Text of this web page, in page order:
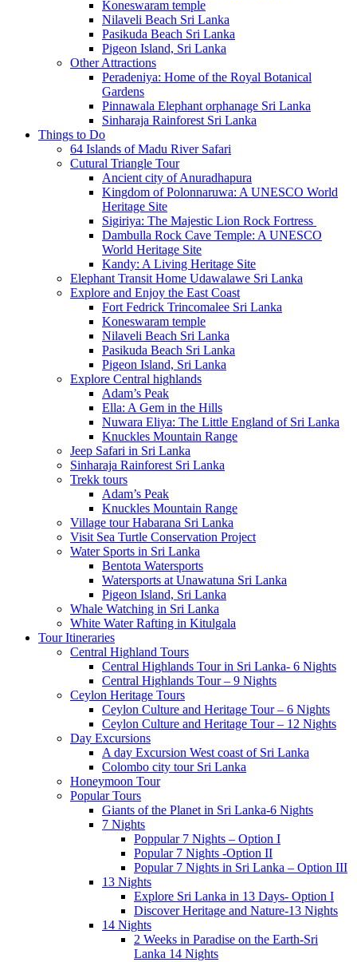
Koneswaram temple
Nilaveli Beach Sri Lanka
Pasikuda Beach Sri Lanka
Pigeon Island, Sri Lanka
Other Attractions
Peradeniya: Home of the Royal Botanical
Gardens
Pinnawala Elephant orphanage Sri Lanka
Sinharaja Rainforest Sri Lanka
Things to Do
64 Islands of Madu River Safari
Cutural Triangle Tour
Ancient city of Anuradhapura
Kingdom of Polonnaruwa: A UNESCO World
Heritage Site
Sigiriya: The Majestic Lion Rock Fortress
Dambulla Rock Cave Temple: A UNESCO
World Heritage Site
Kandy: A Living Heritage Site
Elephant Transit Home Udawalawe Sri Lanka
Explore and Enjoy the East Coast
Fort Fedrick Trincomalee Sri Lanka
Koneswaram temple
Nilaveli Beach Sri Lanka
Pasikuda Beach Sri Lanka
Pigeon Island, Sri Lanka
Explore Central highlands
Adam’s Peak
Ella: A Gem in the Hills
Nuwara Eliya: The Little England of Sri Lanka
Knuckles Mountain Range
Jeep Safari in Sri Lanka
Sinharaja Rainforest Sri Lanka
Trekk tours
Adam’s Peak
Knuckles Mountain Range
Village tour Habarana Sri Lanka
Visit Sea Turtle Conservation Project
Water Sports in Sri Lanka
Bentota Watersports
Watersports at Unawatuna Sri Lanka
Pigeon Island, Sri Lanka
Whale Watching in Sri Lanka
White Water Rafting in Kitulgala
Tour Itineraries
Central Highland Tours
Central Highlands Tour in Sri Lanka- 6 Nights
Central Highlands Tour – 9 Nights
Ceylon Heritage Tours
Ceylon Culture and Heritage Tour – 6 Nights
Ceylon Culture and Heritage Tour – 12 Nights
Day Excursions
A day Excursion West coast of Sri Lanka
Colombo city tour Sri Lanka
Honeymoon Tour
Popular Tours
Giants of the Planet in Sri Lanka-6 Nights
7 Nights
Poppular 7 Nights – Option I
Popular 7 Nights -Option II
Popular 7 Nights in Sri Lanka – Option III
13 Nights
Explore Sri Lanka in 13 Days- Option I
Discover Heritage and Nature-13 Nights
14 Nights
2 Weeks in Paradise on the Earth-Sri
Lanka 14 Nights